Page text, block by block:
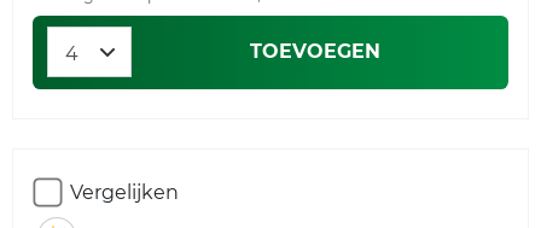
TOEVOEGEN
Vergelijken